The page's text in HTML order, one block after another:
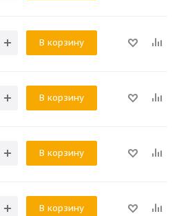
В корзину
В корзину
В корзину
В корзину